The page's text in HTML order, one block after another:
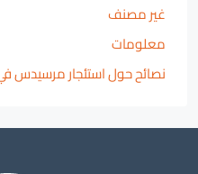
غير مصنف
معلومات
نصائح حول استئجار مرسيدس